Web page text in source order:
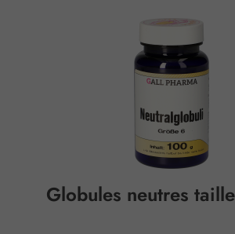
Globules neutres